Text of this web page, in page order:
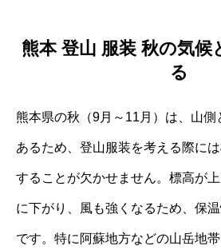
熊本 登山 服装 秋の気候
る
熊本県の秋（9月～11月）は、山側
あるため、登山服装を考える際に
することが欠かせません。標高が
に下がり、風も強くなるため、保
です。特に阿蘇地方などの山岳地